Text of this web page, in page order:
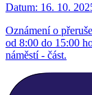
Datum: 16. 10.
Oznámení o
od 8:00 do 15:00
náměstí - část.